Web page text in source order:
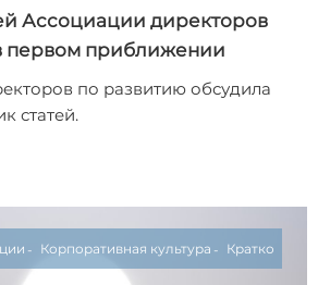
Ассоциации директоров
первом приближении
по развитию обсудила
статей.
Корпоративная культура Кратко